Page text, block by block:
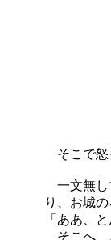
そこで怒
一文無し
り、お城
「ああ、
そこへ、